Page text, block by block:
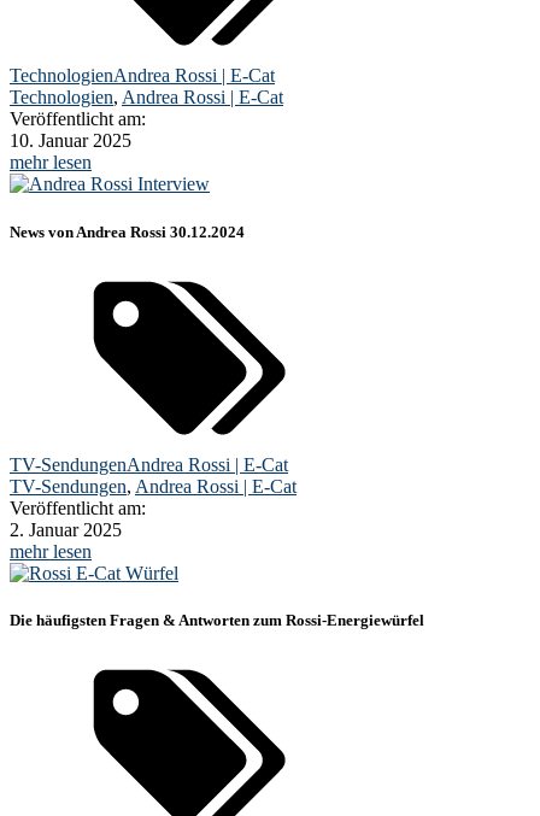
TechnologienAndrea Rossi | E-Cat
Technologien, Andrea Rossi | E-Cat
Veröffentlicht am:
10. Januar 2025
mehr lesen
News von Andrea Rossi 30.12.2024
TV-SendungenAndrea Rossi | E-Cat
TV-Sendungen, Andrea Rossi | E-Cat
Veröffentlicht am:
2. Januar 2025
mehr lesen
Die häufigsten Fragen & Antworten zum Rossi-Energiewürfel